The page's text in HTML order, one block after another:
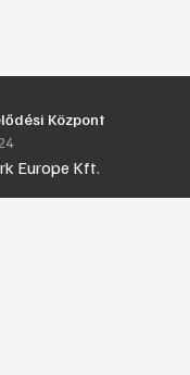
Központ
Europe Kft.